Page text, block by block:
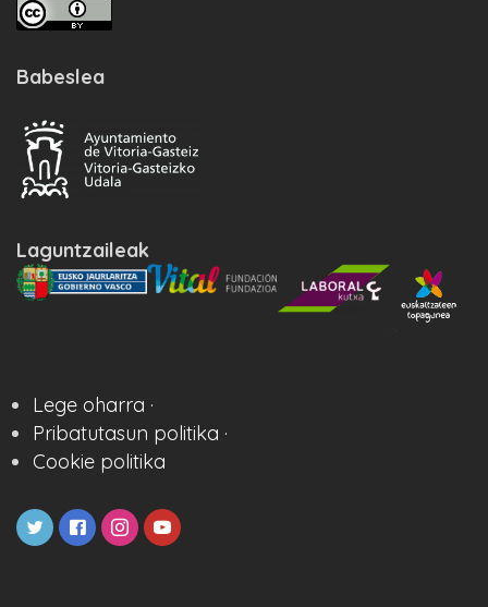
Babeslea
Laguntzaileak
Lege oharra ·
Pribatutasun politika ·
Cookie politika